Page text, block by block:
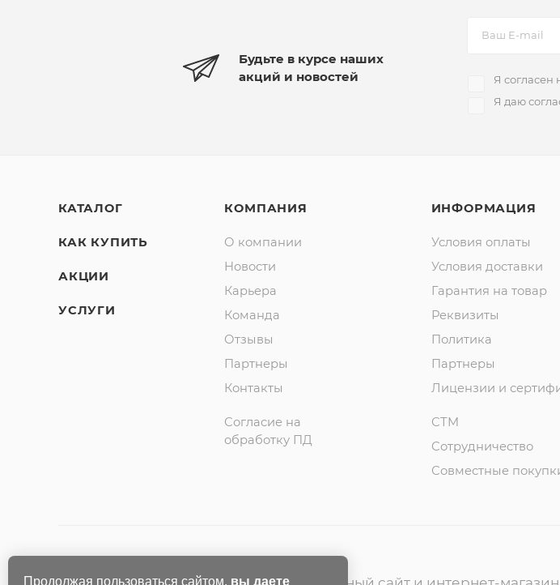
Будьте в курсе наших
акций и новостей
Я согласен
Я даю
КАТАЛОГ
КАК КУПИТЬ
АКЦИИ
УСЛУГИ
КОМПАНИЯ
О компании
Новости
Карьера
Команда
Отзывы
Партнеры
Контакты
Согласие на
обработку ПД
ИНФОРМАЦИЯ
Условия оплаты
Условия доставки
Гарантия на товар
Реквизиты
Политика
Партнеры
Лицензии и
СТМ
Сотрудничество
Совместные
Продолжая пользоваться сайтом, вы даете